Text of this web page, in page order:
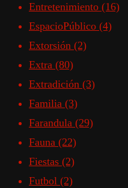
Entretenimiento (16)
EspacioPúblico (4)
Extorsión (2)
Extra (80)
Extradición (3)
Familia (3)
Farandula (29)
Fauna (22)
Fiestas (2)
Futbol (2)